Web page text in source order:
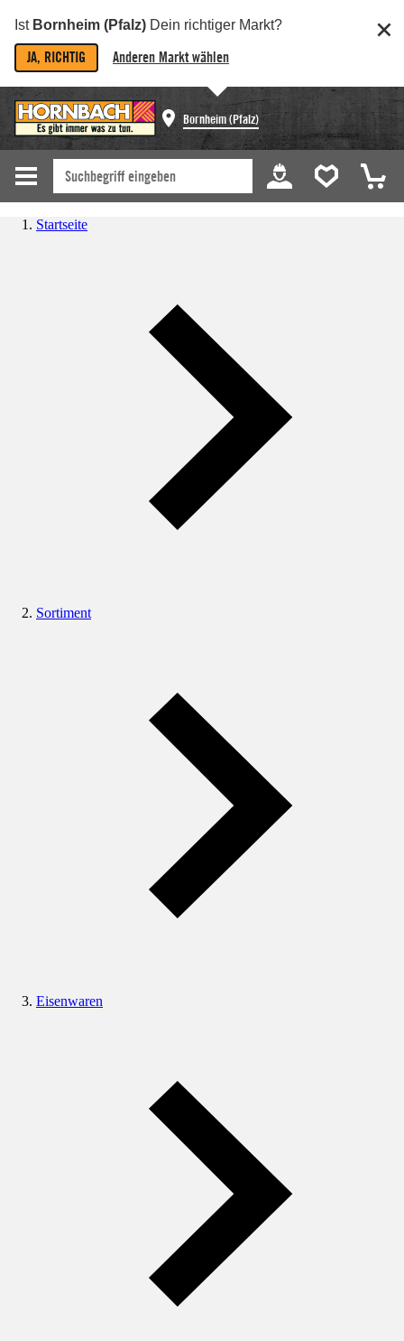
Ist Bornheim (Pfalz) Dein richtiger Markt?
JA, RICHTIG Anderen Markt wählen
Bornheim (Pfalz)
Startseite
Sortiment
Eisenwaren